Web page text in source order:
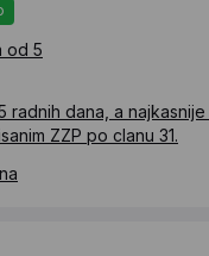
od 5
radnih dana, a
ZZP po clanu 31.